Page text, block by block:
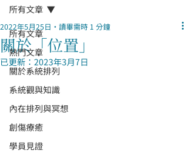
所有文章
熱門文章
關於系統排列
系統觀與知識
內在排列與冥想
創傷療癒
學員見證
所有文章
關於「位置」
2022年5月25日 讀畢需時 1 分鐘
已更新： 2023年3月7日